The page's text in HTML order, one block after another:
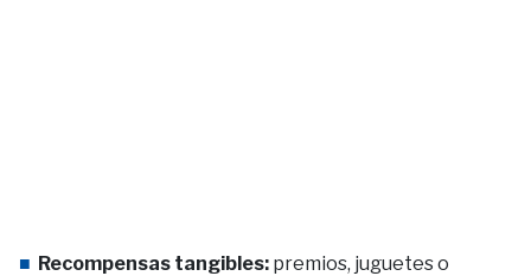
Recompensas tangibles:premios, juguetes o